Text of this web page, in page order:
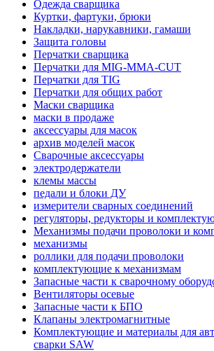
Одежда сварщика
Куртки, фартуки, брюки
Накладки, нарукавники, гамаши
Защита головы
Перчатки сварщика
Перчатки для MIG-MMA-CUT
Перчатки для TIG
Перчатки для общих работ
Маски сварщика
маски в продаже
аксессуары для масок
архив моделей масок
Сварочные аксессуары
электродержатели
клемы массы
педали и блоки ДУ
измерители сварных соединений
регуляторы, редукторы и
Механизмы подачи проволоки и
механизмы
роллики для подачи проволоки
комплектующие к механизмам
Запасные части к сварочному
Вентиляторы осевые
Запасные части к БПО
Клапаны электромагнитные
Комплектующие и материалы для
сварки SAW